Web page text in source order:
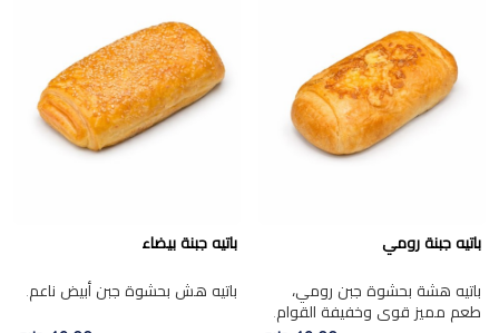
باتيه جبنة رومي
باتيه هشة بحشوة جبن رومي،
طعم مميز قوي وخفيفة القوام.
باتيه جبنة بيضاء
باتيه هش بحشوة جبن أبيض ناعم.